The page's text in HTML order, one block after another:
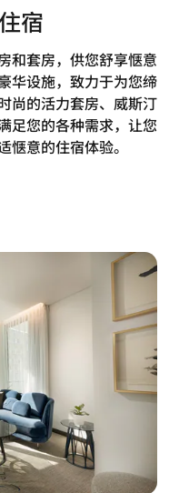
宿
和套房，供您舒享惬意
华设施，致力于为您缔
尚的活力套房、威斯汀
足您的各种需求，让您
意的住宿体验。